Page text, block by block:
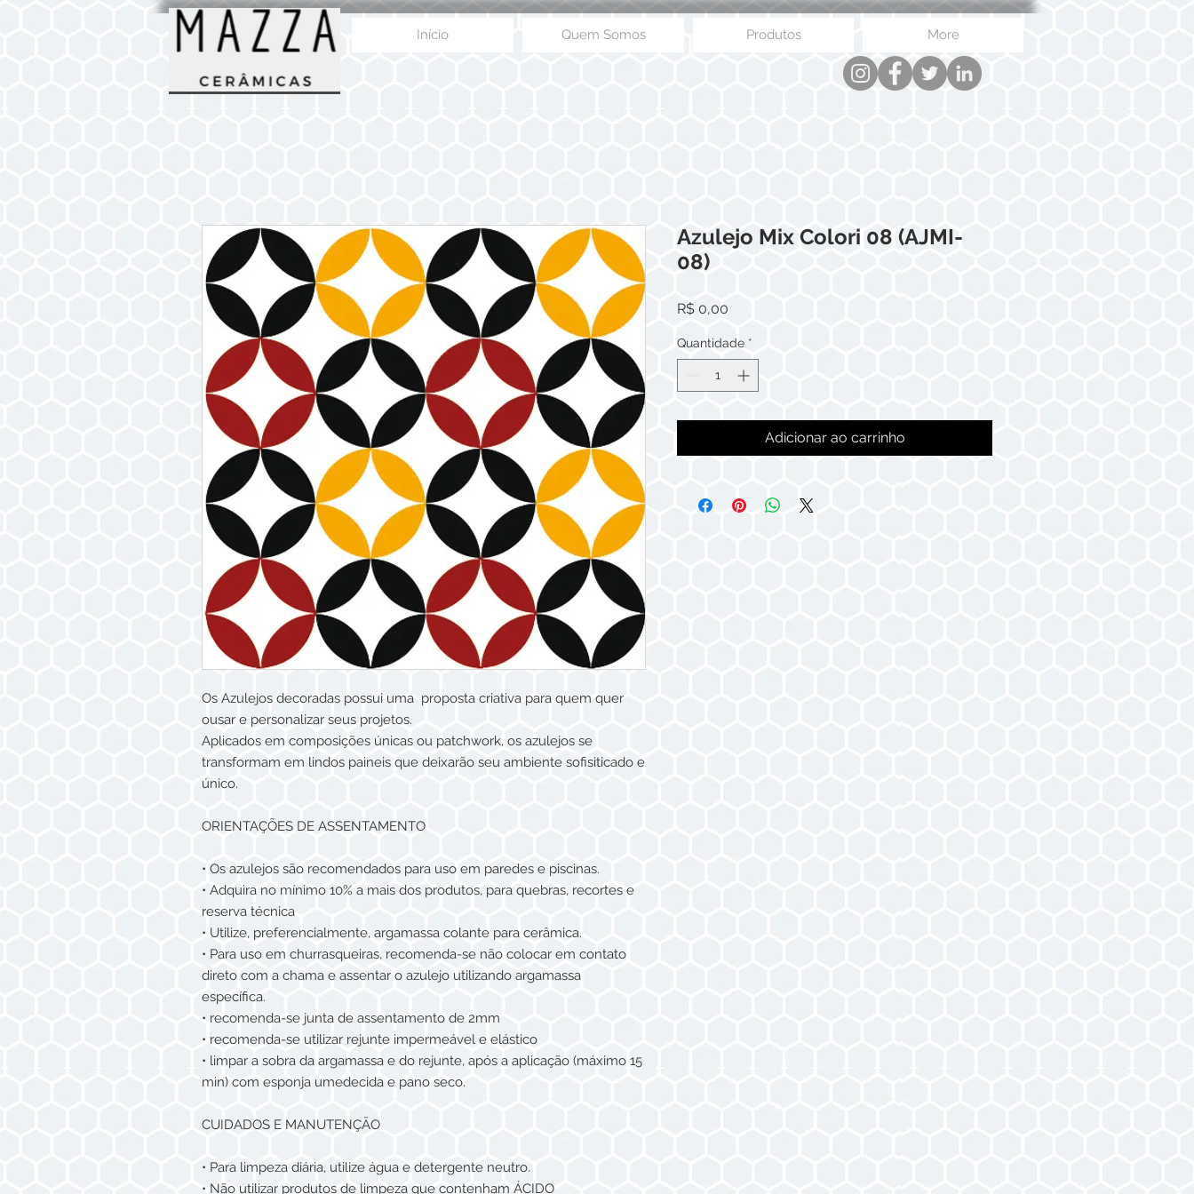
Início Quem Somos Produtos More
Os Azulejos decoradas possui uma proposta criativa para quem quer
ousar e personalizar seus projetos.
Aplicados em composições únicas ou patchwork, os azulejos se
transformam em lindos paineis que deixarão seu ambiente sofisiticado e
único.
ORIENTAÇÕES DE ASSENTAMENTO
• Os azulejos são recomendados para uso em paredes e piscinas.
• Adquira no mínimo 10% a mais dos produtos, para quebras, recortes e
reserva técnica
• Utilize, preferencialmente, argamassa colante para cerâmica.
• Para uso em churrasqueiras, recomenda-se não colocar em contato
direto com a chama e assentar o azulejo utilizando argamassa
específica.
• recomenda-se junta de assentamento de 2mm
• recomenda-se utilizar rejunte impermeável e elástico
• limpar a sobra da argamassa e do rejunte, após a aplicação (máximo 15
min) com esponja umedecida e pano seco.
CUIDADOS E MANUTENÇÃO
• Para limpeza diária, utilize água e detergente neutro.
• Não utilizar produtos de limpeza que contenham ÁCIDO
Azulejo Mix Colori 08 (AJMI-
08)
R$ 0,00
Quantidade *
Adicionar ao carrinho